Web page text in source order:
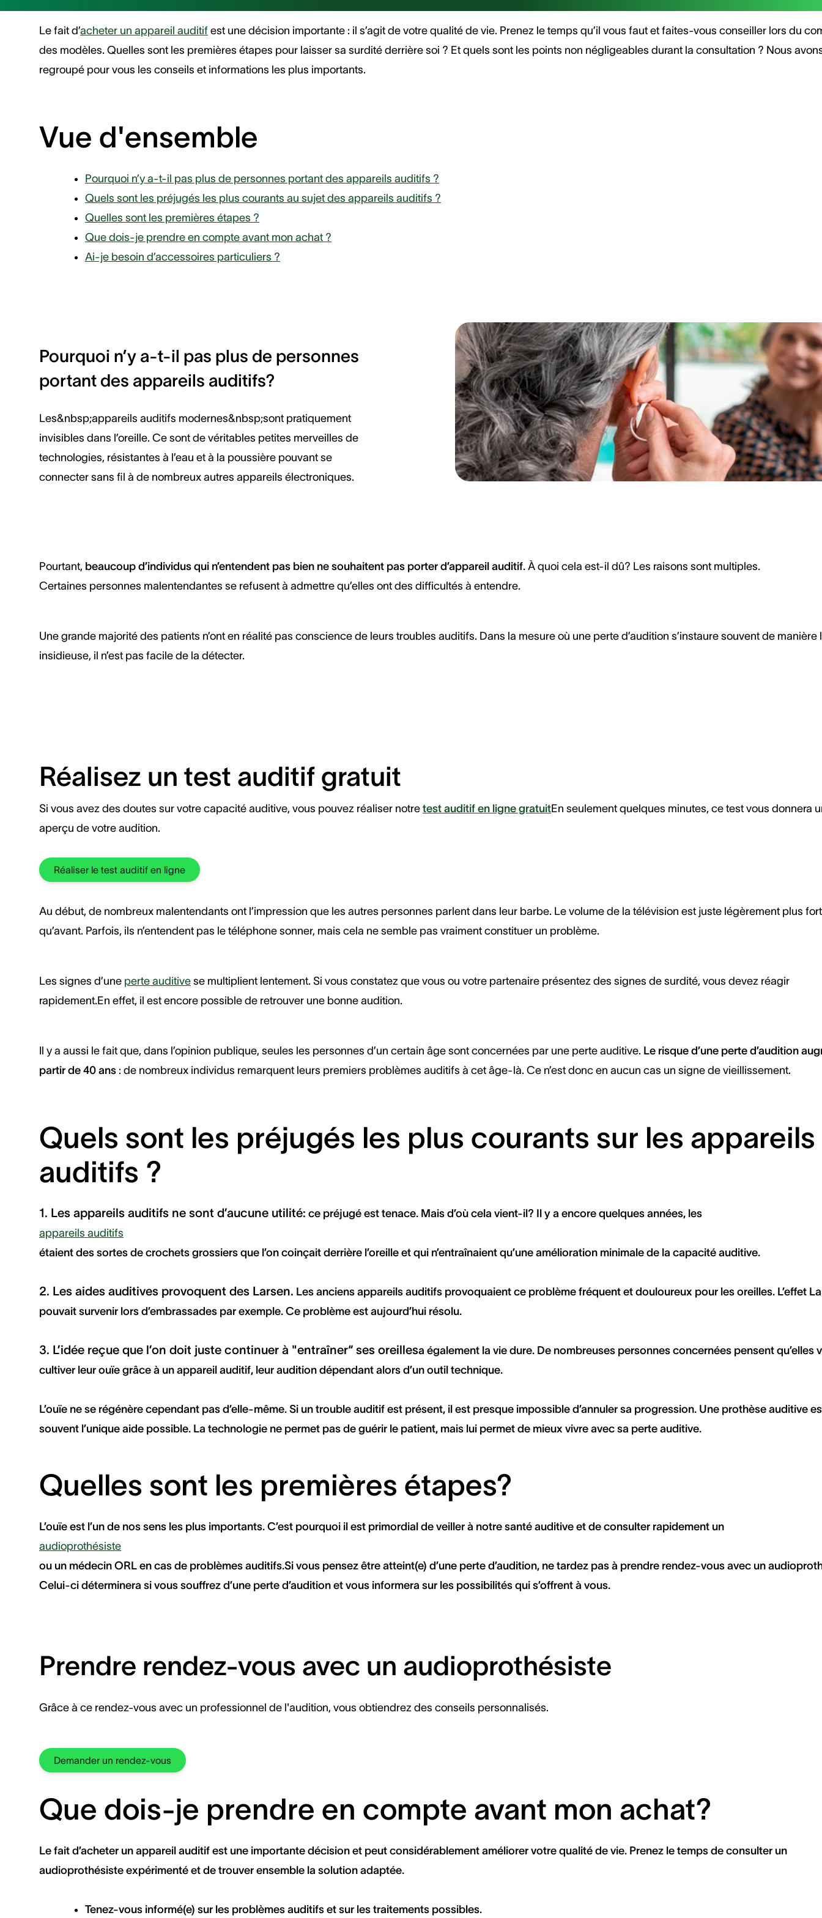
Le fait d’acheter un appareil auditif est une décision importante : il s’agit de votre qualité de vie. Prenez le temps qu’il vous faut et faites-vous conseiller lors du
des modèles. Quelles sont les premières étapes pour laisser sa surdité derrière soi ? Et quels sont les points non négligeables durant la consultation ? Nous
regroupé pour vous les conseils et informations les plus importants.
Vue d'ensemble
Pourquoi n’y a-t-il pas plus de personnes portant des appareils auditifs ?
Quels sont les préjugés les plus courants au sujet des appareils auditifs ?
Quelles sont les premières étapes ?
Que dois-je prendre en compte avant mon achat ?
Ai-je besoin d’accessoires particuliers ?
Pourquoi n’y a-t-il pas plus de personnes
portant des appareils auditifs?
Les&nbsp;appareils auditifs modernes&nbsp;sont pratiquement
invisibles dans l’oreille. Ce sont de véritables petites merveilles de
technologies, résistantes à l’eau et à la poussière pouvant se
connecter sans fil à de nombreux autres appareils électroniques.
Pourtant, beaucoup d’individus qui n’entendent pas bien ne souhaitent pas porter d’appareil auditif. À quoi cela est-il dû? Les raisons sont multiples.
Certaines personnes malentendantes se refusent à admettre qu’elles ont des difficultés à entendre.
Une grande majorité des patients n’ont en réalité pas conscience de leurs troubles auditifs. Dans la mesure où une perte d’audition s’instaure souvent de manière
insidieuse, il n’est pas facile de la détecter.
Réalisez un test auditif gratuit
Si vous avez des doutes sur votre capacité auditive, vous pouvez réaliser notre test auditif en ligne gratuitEn seulement quelques minutes, ce test vous donnera
aperçu de votre audition.
Réaliser le test auditif en ligne
Au début, de nombreux malentendants ont l’impression que les autres personnes parlent dans leur barbe. Le volume de la télévision est juste légèrement plus fort
qu’avant. Parfois, ils n’entendent pas le téléphone sonner, mais cela ne semble pas vraiment constituer un problème.
Les signes d’une perte auditive se multiplient lentement. Si vous constatez que vous ou votre partenaire présentez des signes de surdité, vous devez réagir
rapidement.En effet, il est encore possible de retrouver une bonne audition.
Il y a aussi le fait que, dans l’opinion publique, seules les personnes d’un certain âge sont concernées par une perte auditive. Le risque d’une perte d’audition
partir de 40 ans : de nombreux individus remarquent leurs premiers problèmes auditifs à cet âge-là. Ce n’est donc en aucun cas un signe de vieillissement.
Quels sont les préjugés les plus courants sur les appareils
auditifs ?
1. Les appareils auditifs ne sont d’aucune utilité: ce préjugé est tenace. Mais d’où cela vient-il? Il y a encore quelques années, les
appareils auditifs
étaient des sortes de crochets grossiers que l’on coinçait derrière l’oreille et qui n’entraînaient qu’une amélioration minimale de la capacité auditive.
2. Les aides auditives provoquent des Larsen. Les anciens appareils auditifs provoquaient ce problème fréquent et douloureux pour les oreilles. L’effet
pouvait survenir lors d’embrassades par exemple. Ce problème est aujourd’hui résolu.
3. L’idée reçue que l’on doit juste continuer à "entraîner“ ses oreillesa également la vie dure. De nombreuses personnes concernées pensent qu’elles
cultiver leur ouïe grâce à un appareil auditif, leur audition dépendant alors d’un outil technique.
L’ouïe ne se régénère cependant pas d’elle-même. Si un trouble auditif est présent, il est presque impossible d’annuler sa progression. Une prothèse auditive
souvent l’unique aide possible. La technologie ne permet pas de guérir le patient, mais lui permet de mieux vivre avec sa perte auditive.
Quelles sont les premières étapes?
L’ouïe est l’un de nos sens les plus importants. C’est pourquoi il est primordial de veiller à notre santé auditive et de consulter rapidement un
audioprothésiste
ou un médecin ORL en cas de problèmes auditifs.Si vous pensez être atteint(e) d’une perte d’audition, ne tardez pas à prendre rendez-vous avec un
Celui-ci déterminera si vous souffrez d’une perte d’audition et vous informera sur les possibilités qui s’offrent à vous.
Prendre rendez-vous avec un audioprothésiste
Grâce à ce rendez-vous avec un professionnel de l'audition, vous obtiendrez des conseils personnalisés.
Demander un rendez-vous
Que dois-je prendre en compte avant mon achat?
Le fait d’acheter un appareil auditif est une importante décision et peut considérablement améliorer votre qualité de vie. Prenez le temps de consulter un
audioprothésiste expérimenté et de trouver ensemble la solution adaptée.
Tenez-vous informé(e) sur les problèmes auditifs et sur les traitements possibles.